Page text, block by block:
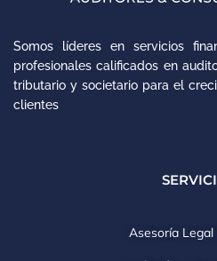
Somos líderes en servicios
profesionales calificados en
tributario y societario para el
clientes
Asesoría Legal